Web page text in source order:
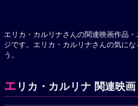
エリカ・カルリナさんの関連映画作品
ジです。エリカ・カルリナさんの気に
う。
エ リカ・カルリナ 関連映